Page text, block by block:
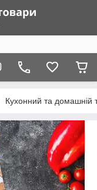
Кухонний та домашній